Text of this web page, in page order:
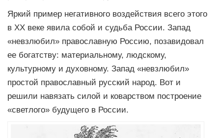
Яркий пример негативного воздействия всего этого
в XX веке явила собой и судьба России. Запад
«невзлюбил» православную Россию, позавидовал
ее богатству: материальному, людскому,
культурному и духовному. Запад «невзлюбил»
простой православный русский народ. Вот и
решили навязать силой и коварством построение
«светлого» будущего в России.